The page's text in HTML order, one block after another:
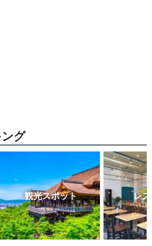
グ
観光スポット レ